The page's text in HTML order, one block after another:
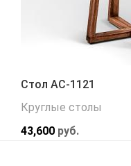
Стол АС-1121
Круглые столы
43,600 руб.